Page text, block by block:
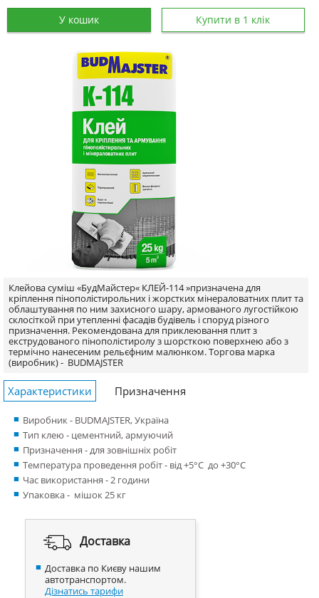
У кошик Купити в 1 клік
Клейова суміш «БудМайстер« КЛЕЙ-114 »призначена для
кріплення пінополістирольних і жорстких мінераловатних плит та
облаштування по ним захисного шару, армованого лугостійкою
склосіткой при утепленні фасадів будівель і споруд різного
призначення. Рекомендована для приклеювання плит з
екструдованого пінополістиролу з шорсткою поверхнею або з
термічно нанесеним рельєфним малюнком.Торгова марка
(виробник) - BUDMAJSTER
Характеристики Призначення
Виробник - BUDMAJSTER, Україна
Тип клею - цементний, армуючий
Призначення - для зовнішніх робіт
Температура проведення робіт - від +5°С до +30°С
Час використання - 2 години
Упаковка - мішок 25 кг
Доставка
Доставка по Києву нашим
автотранспортом.
Дізнатись тарифи